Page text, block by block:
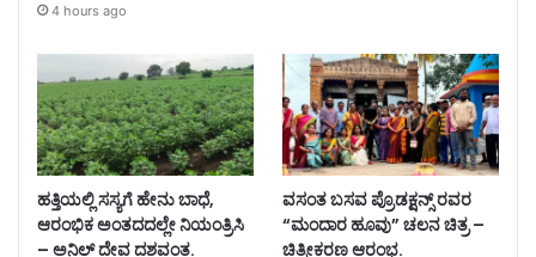
4 hours ago
ಹತ್ತಿಯಲ್ಲಿ ಸಸ್ಯಗೆ ಹೇನು ಬಾಧೆ,
ಆರಂಭಿಕ ಅಂತದದಲ್ಲೇ ನಿಯಂತ್ರಿಸಿ
– ಅನಿಲ್ ದೇವ ದಶವಂತ.
ವಸಂತ ಬಸವ ಪ್ರೊಡಕ್ಷನ್ಸ್ ರವರ
“ಮಂದಾರ ಹೂವು” ಚಲನ ಚಿತ್ರ –
ಚಿತ್ರೀಕರಣ ಆರಂಭ.